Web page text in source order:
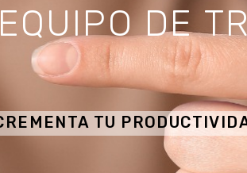
EQUIPO DE TR
TU